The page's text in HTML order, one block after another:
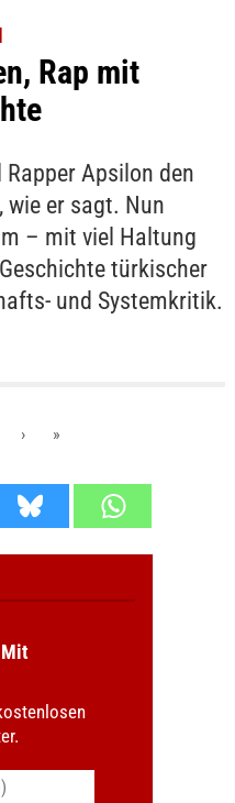
Rap mit
Apsilon den
wie er sagt. Nun
– mit viel Haltung
türkischer
und Systemkritik.
› »